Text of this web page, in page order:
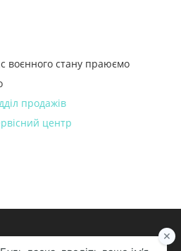
воєнного стану праюємо
продажів
центр
– 2024 iLand.